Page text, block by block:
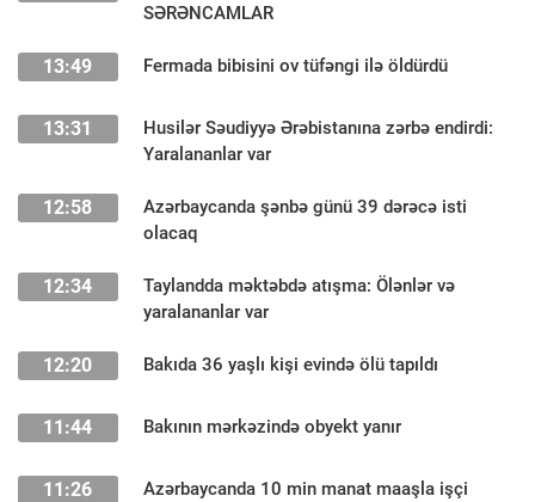
SƏRƏNCAMLAR
13:49 Fermada bibisini ov tüfəngi ilə öldürdü
13:31
Husilər Səudiyyə Ərəbistanına zərbə endirdi:
Yaralananlar var
12:58
Azərbaycanda şənbə günü 39 dərəcə isti
olacaq
12:34
Taylandda məktəbdə atışma: Ölənlər və
yaralananlar var
12:20 Bakıda 36 yaşlı kişi evində ölü tapıldı
11:44 Bakının mərkəzində obyekt yanır
11:26
Azərbaycanda 10 min manat maaşla işçi